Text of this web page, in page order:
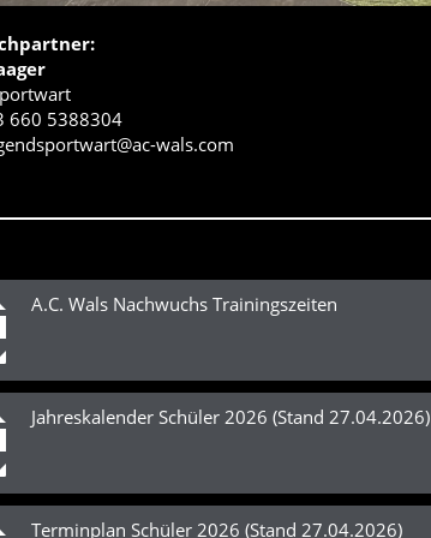
660 5388304
wals.com
A.C. Wals Nachwuchs Trainingszeiten
Jahreskalender Schüler 2026 (Stand 27.04.2026)
Terminplan Schüler 2026 (Stand 27.04.2026)